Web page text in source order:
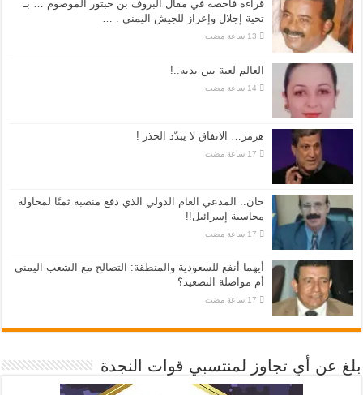
قراءة فاحصة في مقال البروف بن حبتور الموصوم … بـ
تحية إجلال وإعزاز للجيش اليمني . …
العالم لعبة بين يديه..!
هرمز… الاتفاق لا يبدّد الحذر !
خان.. المدعي العام الدولي الذي دفع منصبه ثمنًا لمحاولة
محاسبة إسرائيل!!
أيهما أنفع للسعودية والمنطقة: التصالح مع الشعب اليمني
أم مواصلة التصعيد؟
بلغ عن أي تجاوز لمنتسبي قوات النجدة